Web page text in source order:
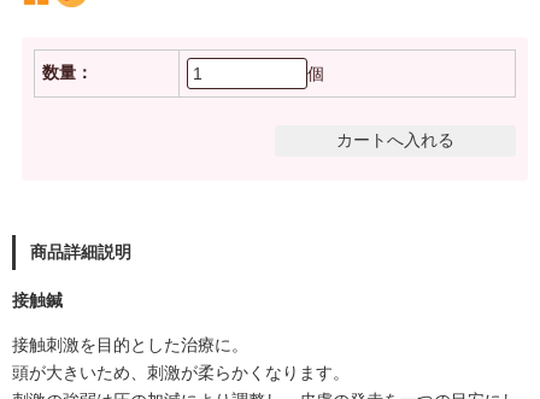
数量： 個
商品詳細説明
接触鍼
接触刺激を目的とした治療に。
頭が大きいため、刺激が柔らかくなります。